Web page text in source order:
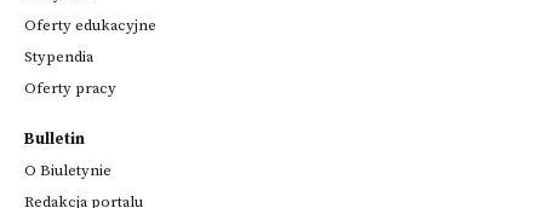
Oferty edukacyjne
Stypendia
Oferty pracy
Bulletin
O Biuletynie
Redakcja portalu